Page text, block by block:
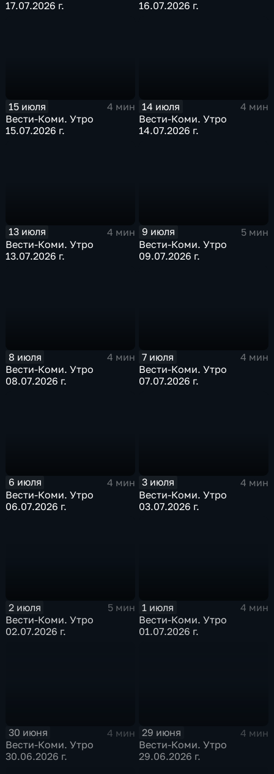
17.07.2026 г. 16.07.2026 г.
15 июля
4 мин
Вести-Коми. Утро
15.07.2026 г.
14 июля
4 мин
Вести-Коми. Утро
14.07.2026 г.
13 июля
4 мин
Вести-Коми. Утро
13.07.2026 г.
9 июля
5 мин
Вести-Коми. Утро
09.07.2026 г.
8 июля
4 мин
Вести-Коми. Утро
08.07.2026 г.
7 июля
4 мин
Вести-Коми. Утро
07.07.2026 г.
6 июля
4 мин
Вести-Коми. Утро
06.07.2026 г.
3 июля
4 мин
Вести-Коми. Утро
03.07.2026 г.
2 июля
5 мин
Вести-Коми. Утро
02.07.2026 г.
1 июля
4 мин
Вести-Коми. Утро
01.07.2026 г.
30 июня
4 мин
Вести-Коми. Утро
30.06.2026 г.
29 июня
4 мин
Вести-Коми. Утро
29.06.2026 г.